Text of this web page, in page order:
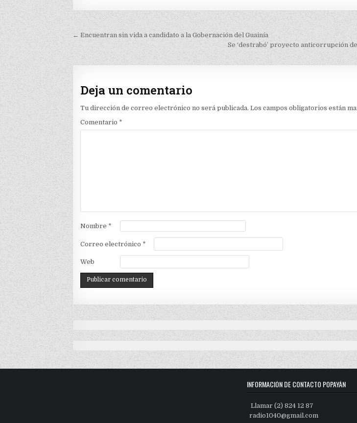
Navegación
entradas
← Encuentran sin vida a candidato a la Gobernación del Guainía
Se ‘destrabó’ proyecto anticorrupción
Deja un comentario
Tu dirección de correo electrónico no será publicada. Los campos obligatorios están
Comentario *
Nombre *
Correo electrónico *
Web
INFORMACIÓN DE CONTACTO POPAYÁN
Llamar (2) 824 12 87
radio1040@gmail.com